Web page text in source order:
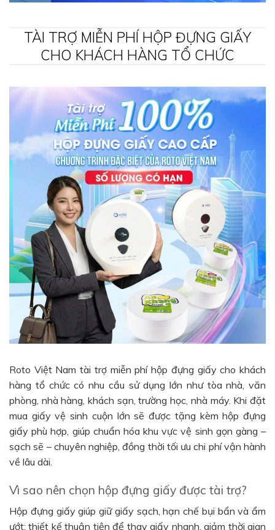
TÀI TRỢ MIỄN PHÍ HỘP ĐỰNG GIẤY
CHO KHÁCH HÀNG TỔ CHỨC
Roto Việt Nam tài trợ miễn phí hộp đựng giấy cho khách
hàng tổ chức có nhu cầu sử dụng lớn như tòa nhà, văn
phòng, nhà hàng, khách sạn, trường học, nhà máy. Khi đặt
mua giấy vệ sinh cuộn lớn sẽ được tặng kèm hộp đựng
giấy phù hợp, giúp chuẩn hóa khu vực vệ sinh gọn gàng –
sạch sẽ – chuyên nghiệp, đồng thời tối ưu chi phí vận hành
về lâu dài.
Vì sao nên chọn hộp đựng giấy được tài trợ?
Hộp đựng giấy giúp giữ giấy sạch, hạn chế bụi bẩn và ẩm
ướt; thiết kế thuận tiện để thay giấy nhanh, giảm thời gian